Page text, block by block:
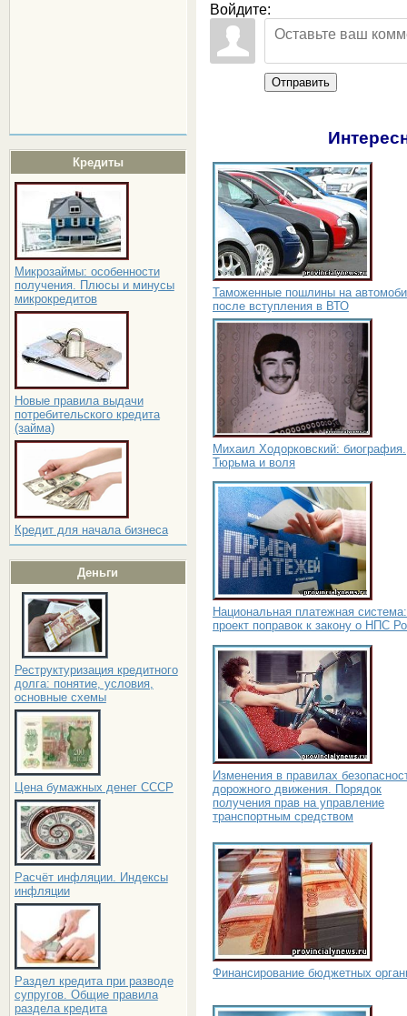
Кредиты
Микрозаймы: особенности
получения. Плюсы и минусы
микрокредитов
Новые правила выдачи
потребительского кредита
(займа)
Кредит для начала бизнеса
Деньги
Реструктуризация кредитного
долга: понятие, условия,
основные схемы
Цена бумажных денег СССР
Расчёт инфляции. Индексы
инфляции
Раздел кредита при разводе
супругов. Общие правила
раздела кредита
Войдите:
Отправить
Таможенные пошлины на
после вступления в ВТО
Михаил Ходорковский: биография.
Тюрьма и воля
Национальная платежная система:
проект поправок к закону о НПС
Изменения в правилах
дорожного движения. Порядок
получения прав на управление
транспортным средством
Финансирование бюджетных